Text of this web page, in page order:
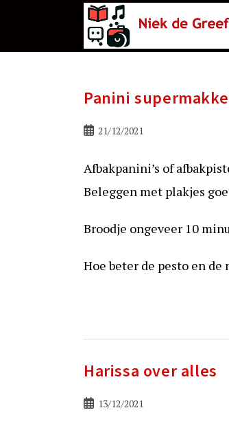
Panini
Bericht21/12/2021
Afbakpanini’s of
Beleggen met plakjes
Broodje ongeveer 10
Hoe beter de pesto en
Harissa over alles
Bericht13/12/2021